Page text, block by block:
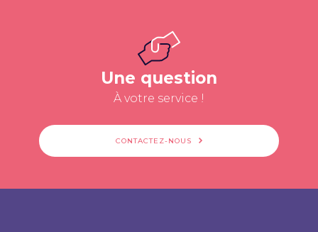
Une question
À votre service !
CONTACTEZ-NOUS